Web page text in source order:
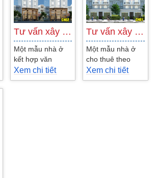
Tư vấn xây dựng nhà ở kết hợp văn phòng…
Một mẫu nhà ở
kết hợp văn
phòng cực đẹp
cho gia chủ muốn
Xem chi tiết
Tư vấn xây nhà cho thuê lại ở tphcm
Một mẫu nhà ở
cho thuê theo
kiểu khách sạn
đẹp rất được ưa
Xem chi tiết